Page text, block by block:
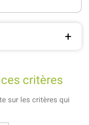
critères
sur les critères qui